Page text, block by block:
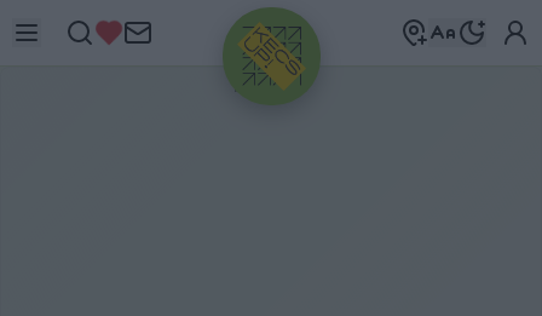
HIRDETÉS